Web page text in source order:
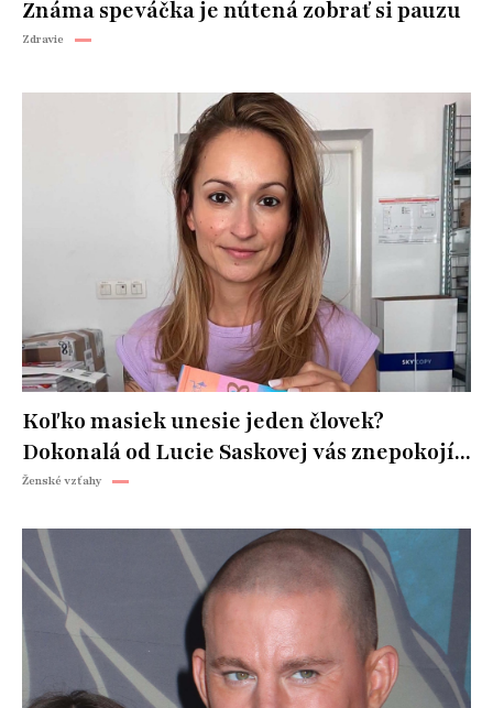
Známa speváčka je nútená zobrať si pauzu
Zdravie
Koľko masiek unesie jeden človek?
Dokonalá od Lucie Saskovej vás znepokojí...
Ženské vzťahy